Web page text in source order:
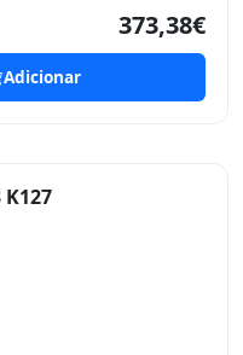
373,38€
Adicionar
K127